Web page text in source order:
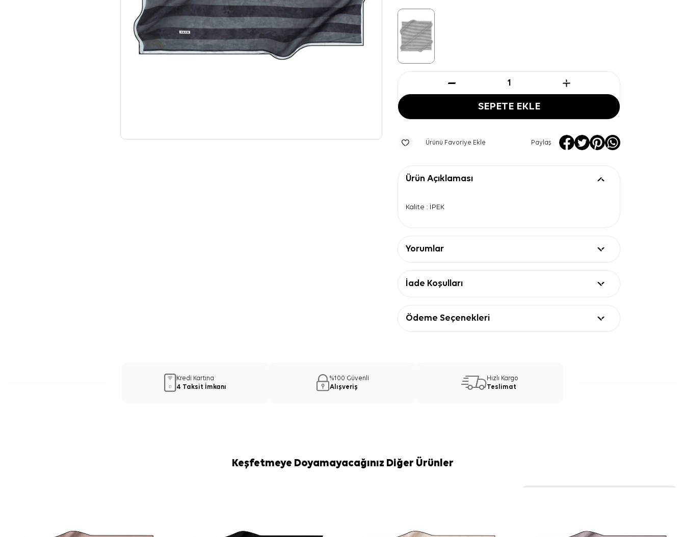
SEPETE EKLE
Ürünü Favoriye Ekle Paylaş
Ürün Açıklaması
Kalite : İPEK
Yorumlar
İade Koşulları
Ödeme Seçenekleri
Kredi Kartına
4 Taksit İmkanı
%100 Güvenli
Alışveriş
Hızlı Kargo
Teslimat
Keşfetmeye Doyamayacağınız Diğer Ürünler